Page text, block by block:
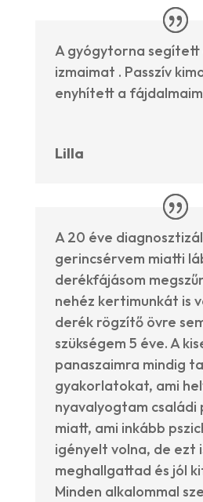
A gyógytorna segített
izmaimat . Passzív
enyhített a
Lilla
A 20 éve
gerincsérvem miatti
derékfájásom
nehéz kertimunkát is
derék rögzítő övre
szükségem 5 éve. A
panaszaimra mindig
gyakorlatokat, ami
nyavalyogtam családi
miatt, ami inkább
igényelt volna, de ezt
meghallgattad és jól
Minden alkalommal